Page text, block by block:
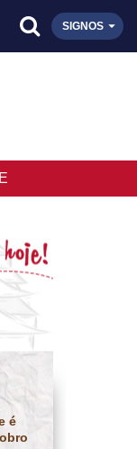
SIGNOS
é